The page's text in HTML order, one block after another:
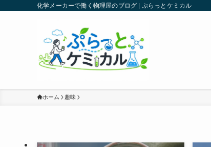
化学メーカーで働く物理屋のブログ | ぷらっとケミカル
ホーム 趣味